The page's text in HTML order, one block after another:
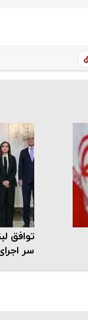
توافق
سر